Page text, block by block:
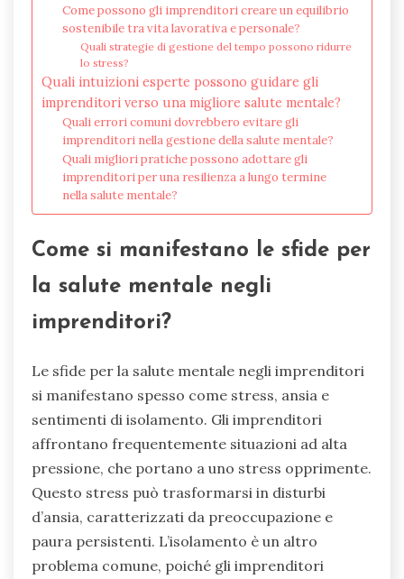
Come possono gli imprenditori creare un equilibrio
sostenibile tra vita lavorativa e personale?
Quali strategie di gestione del tempo possono ridurre
lo stress?
Quali intuizioni esperte possono guidare gli
imprenditori verso una migliore salute mentale?
Quali errori comuni dovrebbero evitare gli
imprenditori nella gestione della salute mentale?
Quali migliori pratiche possono adottare gli
imprenditori per una resilienza a lungo termine
nella salute mentale?
Come si manifestano le sfide per
la salute mentale negli
imprenditori?
Le sfide per la salute mentale negli imprenditori
si manifestano spesso come stress, ansia e
sentimenti di isolamento. Gli imprenditori
affrontano frequentemente situazioni ad alta
pressione, che portano a uno stress opprimente.
Questo stress può trasformarsi in disturbi
d’ansia, caratterizzati da preoccupazione e
paura persistenti. L’isolamento è un altro
problema comune, poiché gli imprenditori